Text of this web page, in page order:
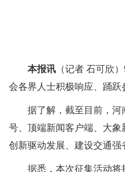
本报讯 （记者 石可欣
会各界人士积极响应、踊跃
据了解，截至目前，河南
号、顶端新闻客户端、大
创新驱动发展、建设交通强
据悉，本次征集活动将持